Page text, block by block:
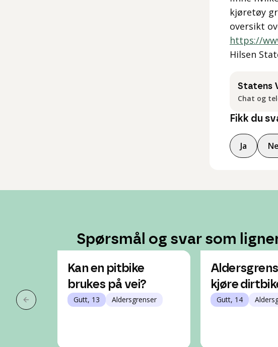
kjøretøy
oversikt
https://
Hilsen
Statens
Chat og
Fikk du
Ja
Spørsmål og svar som
Forrige slide
Kan en pitbike
brukes på vei?
Gutt, 13 Aldersgrenser
kjøre
Gutt, 14